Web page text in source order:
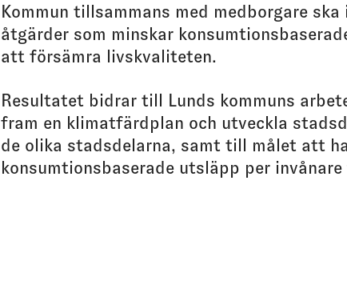
Kommun tillsammans med medborgare
åtgärder som minskar
att försämra livskvaliteten.
Resultatet bidrar till Lunds kommuns
fram en klimatfärdplan och utveckla
de olika stadsdelarna, samt till målet att
konsumtionsbaserade utsläpp per